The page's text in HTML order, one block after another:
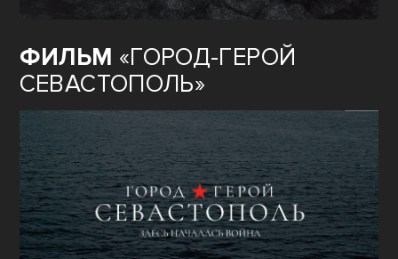
ФИЛЬМ «ГОРОД-ГЕРОЙ
СЕВАСТОПОЛЬ»